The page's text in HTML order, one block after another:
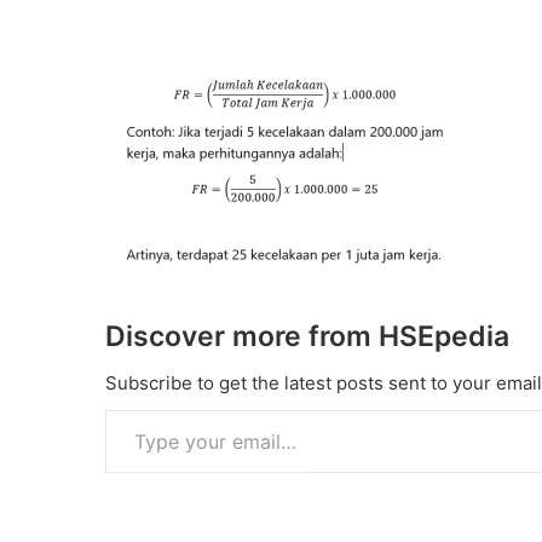
Discover more from HSEpedia
Subscribe to get the latest posts sent to your
Type your email…